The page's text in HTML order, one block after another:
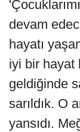
devam
hayatı
iyi bir hayat
geldiğinde
sarıldık. O
yansıdı.